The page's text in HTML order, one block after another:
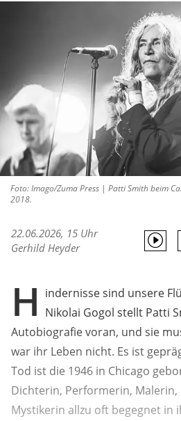
Foto: Imago/Zuma Press | Patti Smith beim
2018.
22.06.2026, 15 Uhr
Gerhild Heyder
H indernisse sind unsere
Nikolai Gogol stellt Patti
Autobiografie voran, und sie
war ihr Leben nicht. Es ist
Tod ist die 1946 in Chicago
Dichterin, Performerin,
Mystikerin allzu oft begegnet in